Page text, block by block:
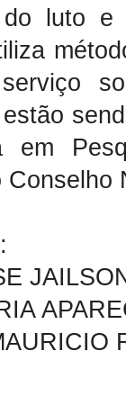
luto e
em